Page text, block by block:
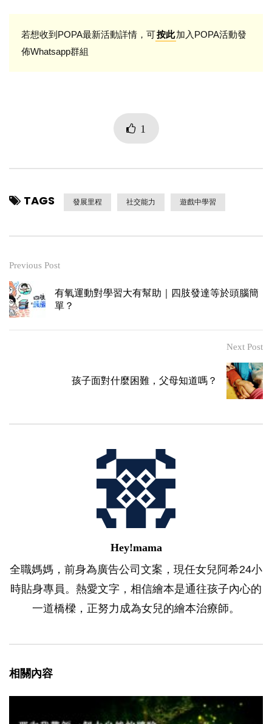
若想收到POPA最新活動詳情，可按此加入POPA活動發
佈Whatsapp群組
1
TAGS 發展里程 社交能力 遊戲中學習
Previous Post
有氧運動對學習大有幫助｜四肢發達等於頭腦簡
單？
Next Post
孩子面對什麼困難，父母知道嗎？
Hey!mama
全職媽媽，前身為廣告公司文案，現任女兒阿希24小
時貼身專員。熱愛文字，相信繪本是通往孩子內心的
一道橋樑，正努力成為女兒的繪本治療師。
相關內容